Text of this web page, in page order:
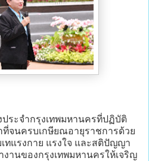
ระจำกรุงเทพมหานครที่ปฏิบัติ
ที่จนครบเกษียณอายุราชการด้วย
ทแรงกาย แรงใจ และสติปัญญา
านของกรุงเทพมหานครให้เจริญ